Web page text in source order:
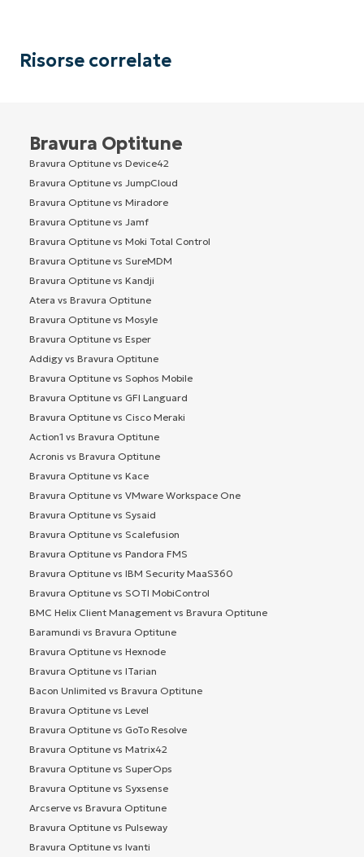
Risorse correlate
Bravura Optitune
Bravura Optitune vs Device42
Bravura Optitune vs JumpCloud
Bravura Optitune vs Miradore
Bravura Optitune vs Jamf
Bravura Optitune vs Moki Total Control
Bravura Optitune vs SureMDM
Bravura Optitune vs Kandji
Atera vs Bravura Optitune
Bravura Optitune vs Mosyle
Bravura Optitune vs Esper
Addigy vs Bravura Optitune
Bravura Optitune vs Sophos Mobile
Bravura Optitune vs GFI Languard
Bravura Optitune vs Cisco Meraki
Action1 vs Bravura Optitune
Acronis vs Bravura Optitune
Bravura Optitune vs Kace
Bravura Optitune vs VMware Workspace One
Bravura Optitune vs Sysaid
Bravura Optitune vs Scalefusion
Bravura Optitune vs Pandora FMS
Bravura Optitune vs IBM Security MaaS360
Bravura Optitune vs SOTI MobiControl
BMC Helix Client Management vs Bravura Optitune
Baramundi vs Bravura Optitune
Bravura Optitune vs Hexnode
Bravura Optitune vs ITarian
Bacon Unlimited vs Bravura Optitune
Bravura Optitune vs Level
Bravura Optitune vs GoTo Resolve
Bravura Optitune vs Matrix42
Bravura Optitune vs SuperOps
Bravura Optitune vs Syxsense
Arcserve vs Bravura Optitune
Bravura Optitune vs Pulseway
Bravura Optitune vs Ivanti